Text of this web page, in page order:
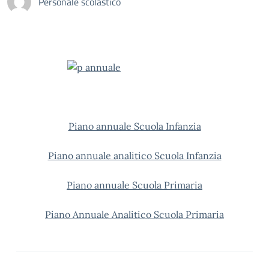
Piano annuale Scuola Infanzia
Piano annuale analitico Scuola Infanzia
Piano annuale Scuola Primaria
Piano Annuale Analitico Scuola Primaria